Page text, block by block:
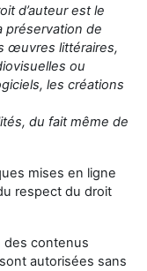
d’auteur est le
préservation de
œuvres littéraires,
ou
les créations
du fait même de
mises en ligne
respect du droit
des contenus
autorisées sans